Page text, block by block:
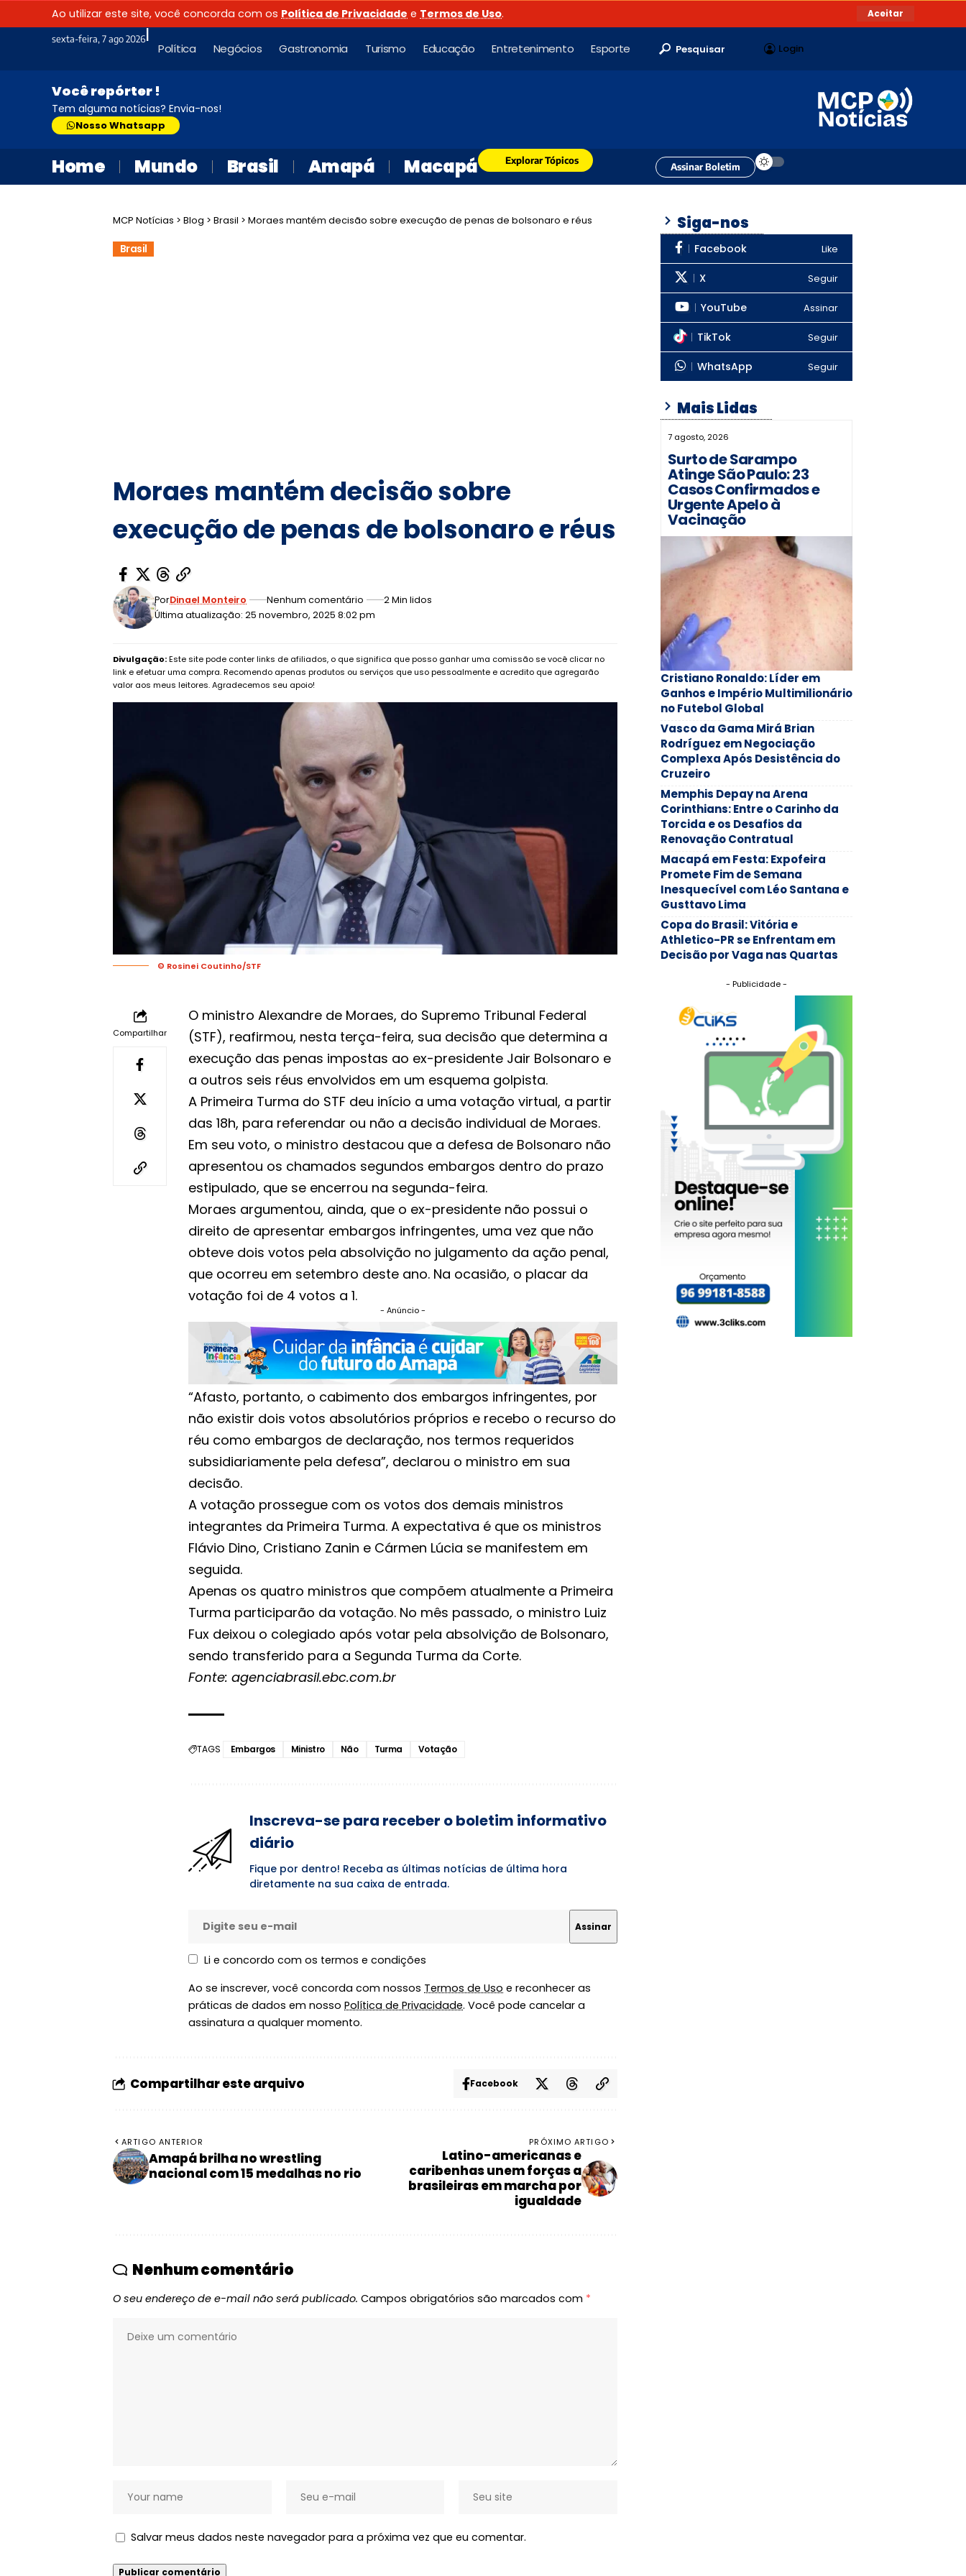
Ao utilizar este site, você concorda com os Política de Privacidade e Termos de Uso. Aceitar
sexta-feira, 7 ago 2026|
Política Negócios Gastronomia Turismo Educação Entretenimento Esporte Pesquisar Login
Você repórter !
Tem alguma notícias? Envia-nos!
Nosso Whatsapp
Home Mundo Brasil Amapá Macapá Explorar Tópicos
Assinar Boletim
MCP Notícias > Blog > Brasil > Moraes mantém decisão sobre execução de penas de bolsonaro e réus
Brasil
Moraes mantém decisão sobre
execução de penas de bolsonaro e réus
Última atualização: 25 novembro, 2025 8:02 pm
PorDinael Monteiro Nenhum comentário 2 Min lidos
Divulgação:Este site pode conter links de afiliados, o que significa que posso ganhar uma comissão se você clicar no
link e efetuar uma compra. Recomendo apenas produtos ou serviços que uso pessoalmente e acredito que agregarão
valor aos meus leitores. Agradecemos seu apoio!
© Rosinei Coutinho/STF
Compartilhar
O ministro Alexandre de Moraes, do Supremo Tribunal Federal
(STF), reafirmou, nesta terça-feira, sua decisão que determina a
execução das penas impostas ao ex-presidente Jair Bolsonaro e
a outros seis réus envolvidos em um esquema golpista.
A Primeira Turma do STF deu início a uma votação virtual, a partir
das 18h, para referendar ou não a decisão individual de Moraes.
Em seu voto, o ministro destacou que a defesa de Bolsonaro não
apresentou os chamados segundos embargos dentro do prazo
estipulado, que se encerrou na segunda-feira.
Moraes argumentou, ainda, que o ex-presidente não possui o
direito de apresentar embargos infringentes, uma vez que não
obteve dois votos pela absolvição no julgamento da ação penal,
que ocorreu em setembro deste ano. Na ocasião, o placar da
votação foi de 4 votos a 1.
- Anúncio -
“Afasto, portanto, o cabimento dos embargos infringentes, por
não existir dois votos absolutórios próprios e recebo o recurso do
réu como embargos de declaração, nos termos requeridos
subsidiariamente pela defesa”, declarou o ministro em sua
decisão.
A votação prossegue com os votos dos demais ministros
integrantes da Primeira Turma. A expectativa é que os ministros
Flávio Dino, Cristiano Zanin e Cármen Lúcia se manifestem em
seguida.
Apenas os quatro ministros que compõem atualmente a Primeira
Turma participarão da votação. No mês passado, o ministro Luiz
Fux deixou o colegiado após votar pela absolvição de Bolsonaro,
sendo transferido para a Segunda Turma da Corte.
Fonte: agenciabrasil.ebc.com.br
TAGS Embargos Ministro Não Turma Votação
Inscreva-se para receber o boletim informativo
diário
Fique por dentro! Receba as últimas notícias de última hora
diretamente na sua caixa de entrada.
Li e concordo com os termos e condições
Ao se inscrever, você concorda com nossos Termos de Uso e reconhecer as
práticas de dados em nosso Política de Privacidade. Você pode cancelar a
assinatura a qualquer momento.
Compartilhar este arquivo Facebook
ARTIGO ANTERIOR
Amapá brilha no wrestling
nacional com 15 medalhas no rio
PRÓXIMO ARTIGO
Latino-americanas e
caribenhas unem forças a
brasileiras em marcha por
igualdade
Nenhum comentário
O seu endereço de e-mail não será publicado. Campos obrigatórios são marcados com *
Salvar meus dados neste navegador para a próxima vez que eu comentar.
Siga-nos
Facebook Like
X Seguir
YouTube Assinar
TikTok Seguir
WhatsApp Seguir
Mais Lidas
7 agosto, 2026
Surto de Sarampo
Atinge São Paulo: 23
Casos Confirmados e
Urgente Apelo à
Vacinação
Cristiano Ronaldo: Líder em
Ganhos e Império Multimilionário
no Futebol Global
Vasco da Gama Mirá Brian
Rodríguez em Negociação
Complexa Após Desistência do
Cruzeiro
Memphis Depay na Arena
Corinthians: Entre o Carinho da
Torcida e os Desafios da
Renovação Contratual
Macapá em Festa: Expofeira
Promete Fim de Semana
Inesquecível com Léo Santana e
Gusttavo Lima
Copa do Brasil: Vitória e
Athletico-PR se Enfrentam em
Decisão por Vaga nas Quartas
- Publicidade -